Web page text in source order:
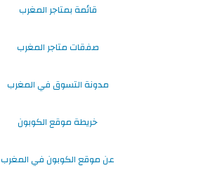
قائمة بمتاجر المغرب
صفقات متاجر المغرب
مدونة التسوق في المغرب
خريطة موقع الكوبون
عن موقع الكوبون في المغرب